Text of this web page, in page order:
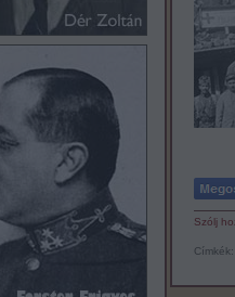
Szólj
Címkék: